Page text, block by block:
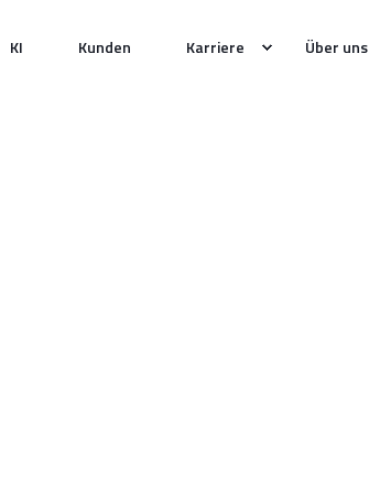
KI Kunden Karriere Über uns